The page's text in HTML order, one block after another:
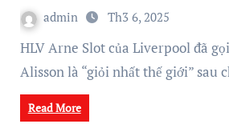
admin Th3 6, 2025
HLV Arne Slot của Liverpool đã
Alisson là “giỏi nhất thế giới” sau
Read More